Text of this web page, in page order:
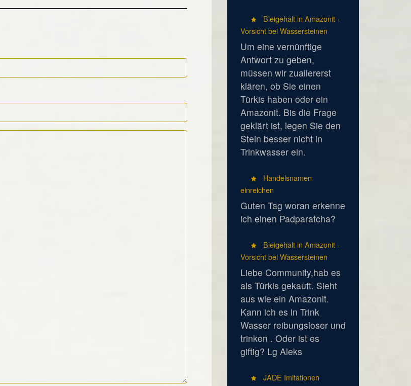
Bleigehalt in Amazonit -
Vorsicht bei Wassersteinen
Um eine vernünftige
Antwort zu geben,
müssen wir zuallererst
klären, ob Sie einen
Türkis haben oder ein
Amazonit. Bis die Frage
geklärt ist, legen Sie den
Stein besser nicht in
Trinkwasser ein.
Handelsnamen
einreichen
Guten Tag woran erkenne
ich einen Padparatcha?
Bleigehalt in Amazonit -
Vorsicht bei Wassersteinen
Liebe Community,hab es
als Türkis gekauft. Sieht
aus wie ein Amazonit.
Kann ich es in Trink
Wasser reibungsloser und
trinken . Oder ist es
giftig? Lg Aleks
JADE Imitationen